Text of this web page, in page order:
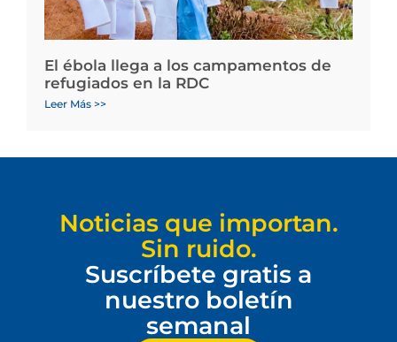
El ébola llega a los campamentos de
refugiados en la RDC
Leer Más >>
Noticias que importan.
Sin ruido.
Suscríbete gratis a
nuestro boletín
semanal